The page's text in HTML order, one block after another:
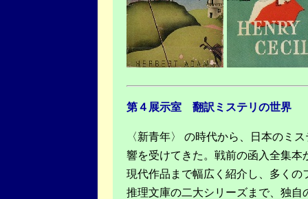
第４展示室 翻訳ミステリの世界
〈新青年〉 の時代から、日本のミ
響を受けてきた。戦前の函入全集
現代作品まで幅広く紹介し、多く
推理文庫の二大シリーズまで、独